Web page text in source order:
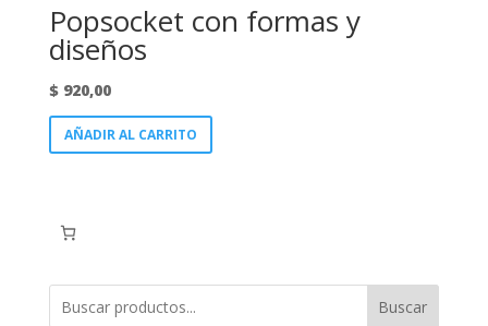
Popsocket con formas y
diseños
$920,00
AÑADIR AL CARRITO
Buscar